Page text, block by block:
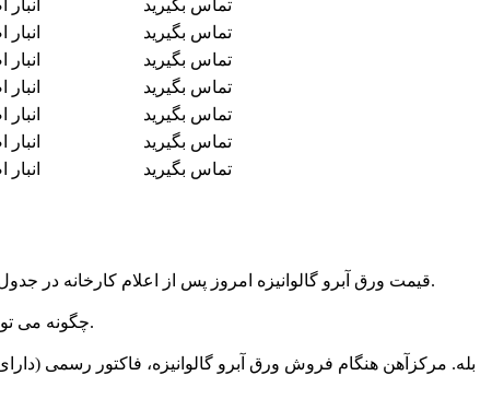
تماس بگیرید
تماس بگیرید
تماس بگیرید
تماس بگیرید
تماس بگیرید
تماس بگیرید
تماس بگیرید
قیمت ورق آبرو گالوانیزه امروز پس از اعلام کارخانه در جدول ابتدای همین صفحه به روز رسانی می شود. نرخ این محصول ثابت نیست و بسته به عوامل قیمت گذاری داخلی و خارجی نوسان دارد.
چگونه می‌ توان قیمت روز ورق آبرو را از طریق تماس تلفنی با مجموعه و یا مراجعه به سایت، اپلیکیشن و تلگرام مرکزآهن می توانید استعلام کنید.
بله. مرکزآهن هنگام فروش ورق آبرو گالوانیزه، فاکتور رسمی